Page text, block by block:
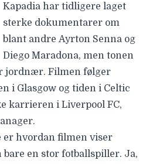
Kapadia har tidligere laget
sterke dokumentarer om
blant andre Ayrton Senna og
Diego Maradona, men tonen
jordnær. Filmen følger
i Glasgow og tiden i Celtic
karrieren i Liverpool FC,
er hvordan filmen viser
bare en stor fotballspiller. Ja,